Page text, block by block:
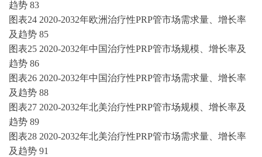
趋势 83
图表24 2020-2032年欧洲治疗性PRP管市场需求量、增长率
及趋势 85
图表25 2020-2032年中国治疗性PRP管市场规模、增长率及
趋势 86
图表26 2020-2032年中国治疗性PRP管市场需求量、增长率
及趋势 88
图表27 2020-2032年北美治疗性PRP管市场规模、增长率及
趋势 89
图表28 2020-2032年北美治疗性PRP管市场需求量、增长率
及趋势 91